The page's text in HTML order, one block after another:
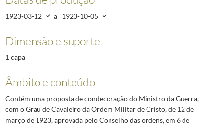
1923-03-12 a 1923-10-05
Dimensão e suporte
1 capa
Âmbito e conteúdo
Contém uma proposta de condecoração do Ministro da Guerra,
com o Grau de Cavaleiro da Ordem Militar de Cristo, de 12 de
março de 1923, aprovada pelo Conselho das ordens, em 6 de